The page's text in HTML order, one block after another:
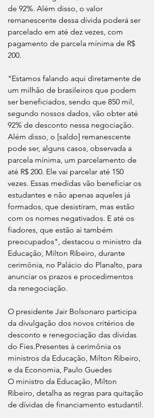
de 92%. Além disso, o valor
remanescente dessa dívida poderá ser
parcelado em até dez vezes, com
pagamento de parcela mínima de R$
200.
"Estamos falando aqui diretamente de
um milhão de brasileiros que podem
ser beneficiados, sendo que 850 mil,
segundo nossos dados, vão obter até
92% de desconto nessa negociação.
Além disso, o [saldo] remanescente
pode ser, alguns casos, observada a
parcela mínima, um parcelamento de
até R$ 200. Ele vai parcelar até 150
vezes. Essas medidas vão beneficiar os
estudantes e não apenas aqueles já
formados, que desistiram, mas estão
com os nomes negativados. E até os
fiadores, que estão aí também
preocupados", destacou o ministro da
Educação, Milton Ribeiro, durante
cerimônia, no Palácio do Planalto, para
anunciar os prazos e procedimentos
da renegociação.
O presidente Jair Bolsonaro participa
da divulgação dos novos critérios de
desconto e renegociação das dívidas
do Fies.Presentes à cerimônia os
ministros da Educação, Milton Ribeiro,
e da Economia, Paulo Guedes
O ministro da Educação, Milton
Ribeiro, detalha as regras para quitação
de dívidas de financiamento estudantil.